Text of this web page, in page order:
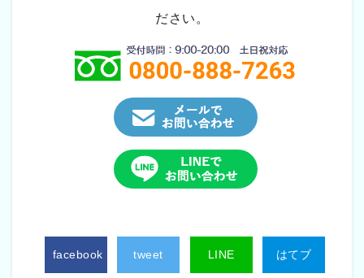
ださい。
facebook tweet LINE はてブ